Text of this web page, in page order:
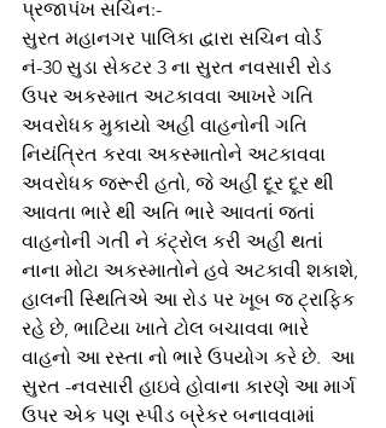
પ્રજાપંખ સચિન:-
સુરત મહાનગર પાલિકા દ્વારા સચિન વોર્ડ
નં-30 સુડા સેકટર 3 ના સુરત નવસારી રોડ
ઉપર અકસ્માત અટકાવવા આખરે ગતિ
અવરોધક મુકાયો અહી વાહનોની ગતિ
નિયંત્રિત કરવા અકસ્માતોને અટકાવવા
અવરોધક જરૂરી હતો, જે અહીં દૂર દૂર થી
આવતા ભારે થી અતિ ભારે આવતાં જતાં
વાહનોની ગતી ને કંટ્રોલ કરી અહી થતાં
નાના મોટા અકસ્માતોને હવે અટકાવી શકાશે,
હાલની સ્થિતિએ આ રોડ પર ખૂબ જ ટ્રાફિક
રહે છે, ભાટિયા ખાતે ટોલ બચાવવા ભારે
વાહનો આ રસ્તા નો ભારે ઉપયોગ કરે છે.  આ
સુરત -નવસારી હાઇવે હોવાના કારણે આ માર્ગ
ઉપર એક પણ સ્પીડ બ્રેકર બનાવવામાં